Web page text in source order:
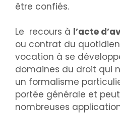
être confiés.
Le recours à l’acte
ou contrat du
vocation à se
domaines du droit qui
un formalisme
portée générale et
nombreuses